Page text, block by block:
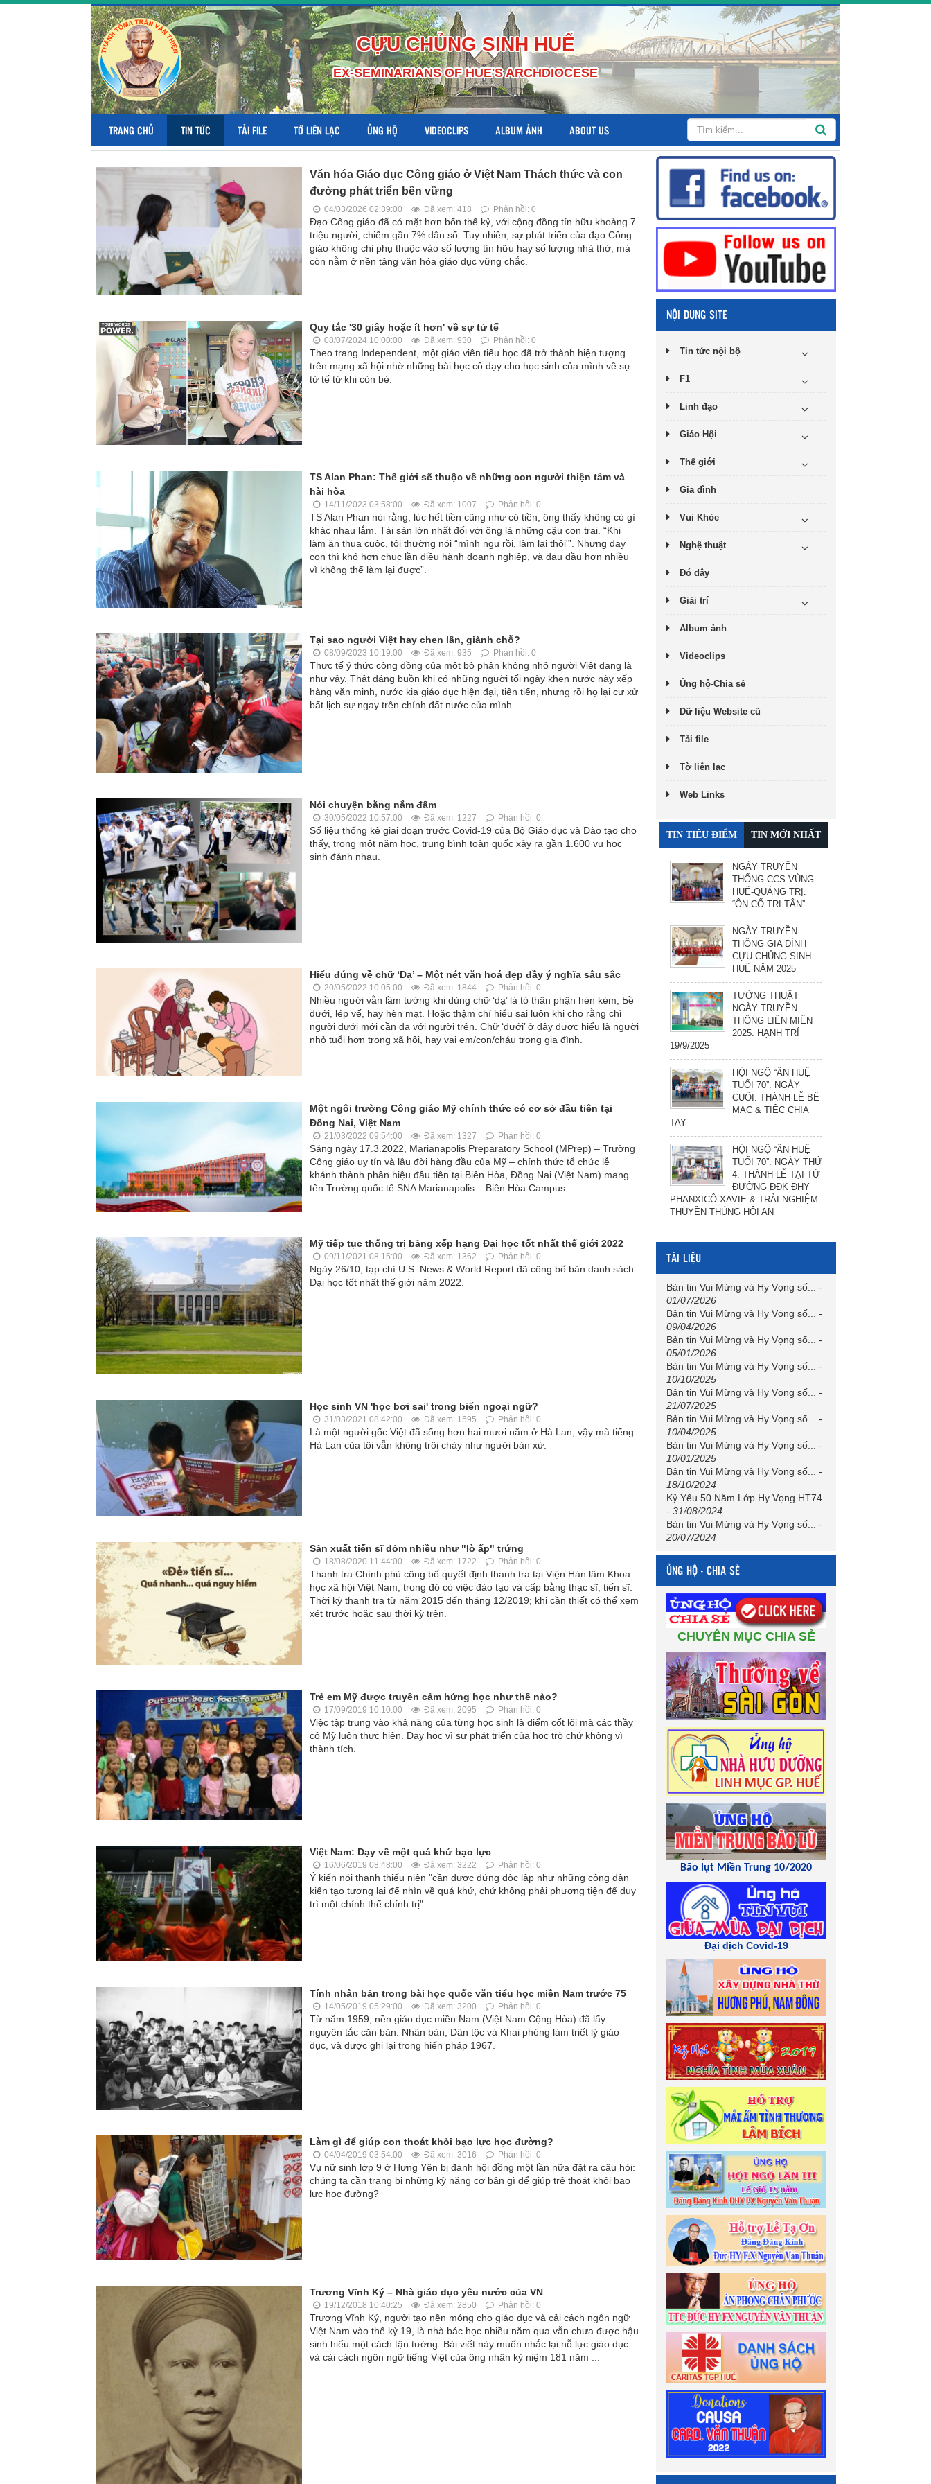
CỰU CHỦNG SINH HUẾ
EX-SEMINARIANS OF HUE'S ARCHDIOCESE
TRANG CHỦ TIN TỨC TẢI FILE TỜ LIÊN LẠC ỦNG HỘ VIDEOCLIPS ALBUM ẢNH ABOUT US
Văn hóa Giáo dục Công giáo ở Việt Nam Thách thức và con
đường phát triển bền vững
04/03/2026 02:39:00 Đã xem: 418 Phản hồi: 0
Đạo Công giáo đã có mặt hơn bốn thế kỷ, với cộng đồng tín hữu khoảng 7
triệu người, chiếm gần 7% dân số. Tuy nhiên, sự phát triển của đạo Công
giáo không chỉ phụ thuộc vào số lượng tín hữu hay số lượng nhà thờ, mà
còn nằm ở nền tảng văn hóa giáo dục vững chắc.
Quy tắc '30 giây hoặc ít hơn' về sự tử tế
08/07/2024 10:00:00 Đã xem: 930 Phản hồi: 0
Theo trang Independent, một giáo viên tiểu học đã trở thành hiện tượng
trên mạng xã hội nhờ những bài học cô dạy cho học sinh của mình về sự
tử tế từ khi còn bé.
TS Alan Phan: Thế giới sẽ thuộc về những con người thiện tâm và
hài hòa
14/11/2023 03:58:00 Đã xem: 1007 Phản hồi: 0
TS Alan Phan nói rằng, lúc hết tiền cũng như có tiền, ông thấy không có gì
khác nhau lắm. Tài sản lớn nhất đối với ông là những cậu con trai. “Khi
làm ăn thua cuộc, tôi thường nói “mình ngu rồi, làm lại thôi'”. Nhưng dạy
con thì khó hơn chục lần điều hành doanh nghiệp, và đau đầu hơn nhiều
vì không thể làm lại được”.
Tại sao người Việt hay chen lấn, giành chỗ?
08/09/2023 10:19:00 Đã xem: 935 Phản hồi: 0
Thực tế ý thức cộng đồng của một bộ phận không nhỏ người Việt đang là
như vậy. Thật đáng buồn khi có những người tối ngày khen nước này xếp
hàng văn minh, nước kia giáo dục hiện đại, tiên tiến, nhưng rồi họ lại cư xử
bất lịch sự ngay trên chính đất nước của mình...
Nói chuyện bằng nắm đấm
30/05/2022 10:57:00 Đã xem: 1227 Phản hồi: 0
Số liệu thống kê giai đoạn trước Covid-19 của Bộ Giáo dục và Đào tạo cho
thấy, trong một năm học, trung bình toàn quốc xảy ra gần 1.600 vụ học
sinh đánh nhau.
Hiểu đúng về chữ ‘Dạ’ – Một nét văn hoá đẹp đầy ý nghĩa sâu sắc
20/05/2022 10:05:00 Đã xem: 1844 Phản hồi: 0
Nhiều người vẫn lầm tưởng khi dùng chữ ‘dạ’ là tỏ thân phận hèn kém, Ьề
dưới, lép vế, hay hèn mạt. Hoặc thậm chí hiểu sai luôn khi cho rằng chỉ
người dưới mới cần dạ với người trên. Chữ ‘dưới’ ở đây được hiểu là người
nhỏ tuổi hơn trong xã hội, hay vai em/con/cháu trong gia đình.
Một ngôi trường Công giáo Mỹ chính thức có cơ sở đầu tiên tại
Đồng Nai, Việt Nam
21/03/2022 09:54:00 Đã xem: 1327 Phản hồi: 0
Sáng ngày 17.3.2022, Marianapolis Preparatory School (MPrep) – Trường
Công giáo uy tín và lâu đời hàng đầu của Mỹ – chính thức tổ chức lễ
khánh thành phân hiệu đầu tiên tại Biên Hòa, Đồng Nai (Việt Nam) mang
tên Trường quốc tế SNA Marianapolis – Biên Hòa Campus.
Mỹ tiếp tục thống trị bảng xếp hạng Đại học tốt nhất thế giới 2022
09/11/2021 08:15:00 Đã xem: 1362 Phản hồi: 0
Ngày 26/10, tạp chí U.S. News & World Report đã công bố bản danh sách
Đại học tốt nhất thế giới năm 2022.
Học sinh VN 'học bơi sai' trong biển ngoại ngữ?
31/03/2021 08:42:00 Đã xem: 1595 Phản hồi: 0
Là một người gốc Việt đã sống hơn hai mươi năm ở Hà Lan, vậy mà tiếng
Hà Lan của tôi vẫn không trôi chảy như người bản xứ.
Sản xuất tiến sĩ dỏm nhiều như "lò ấp" trứng
18/08/2020 11:44:00 Đã xem: 1722 Phản hồi: 0
Thanh tra Chính phủ công bố quyết định thanh tra tại Viện Hàn lâm Khoa
học xã hội Việt Nam, trong đó có việc đào tạo và cấp bằng thạc sĩ, tiến sĩ.
Thời kỳ thanh tra từ năm 2015 đến tháng 12/2019; khi cần thiết có thể xem
xét trước hoặc sau thời kỳ trên.
Trẻ em Mỹ được truyền cảm hứng học như thế nào?
17/09/2019 10:10:00 Đã xem: 2095 Phản hồi: 0
Việc tập trung vào khả năng của từng học sinh là điểm cốt lõi mà các thầy
cô Mỹ luôn thực hiện. Dạy học vì sự phát triển của học trò chứ không vì
thành tích.
Việt Nam: Dạy về một quá khứ bạo lực
16/06/2019 08:48:00 Đã xem: 3222 Phản hồi: 0
Ý kiến nói thanh thiếu niên "cần được đứng độc lập như những công dân
kiến tạo tương lai để nhìn về quá khứ, chứ không phải phương tiện để duy
trì một chính thể chính trị".
Tính nhân bản trong bài học quốc văn tiểu học miền Nam trước 75
14/05/2019 05:29:00 Đã xem: 3200 Phản hồi: 0
Từ năm 1959, nền giáo dục miền Nam (Việt Nam Cộng Hòa) đã lấy
nguyên tắc căn bản: Nhân bản, Dân tộc và Khai phóng làm triết lý giáo
dục, và được ghi lại trong hiến pháp 1967.
Làm gì để giúp con thoát khỏi bạo lực học đường?
04/04/2019 03:54:00 Đã xem: 3016 Phản hồi: 0
Vụ nữ sinh lớp 9 ở Hưng Yên bị đánh hội đồng một lần nữa đặt ra câu hỏi:
chúng ta cần trang bị những kỹ năng cơ bản gì để giúp trẻ thoát khỏi bạo
lực học đường?
Trương Vĩnh Ký – Nhà giáo dục yêu nước của VN
19/12/2018 10:40:25 Đã xem: 2850 Phản hồi: 0
Trương Vĩnh Ký, người tạo nền móng cho giáo dục và cải cách ngôn ngữ
Việt Nam vào thế kỷ 19, là nhà bác học nhiều năm qua vẫn chưa được hậu
sinh hiểu một cách tận tường. Bài viết này muốn nhắc lại nỗ lực giáo dục
và cải cách ngôn ngữ tiếng Việt của ông nhân kỷ niệm 181 năm ...
NỘI DUNG SITE
Tin tức nội bộ
F1
Linh đạo
Giáo Hội
Thế giới
Gia đình
Vui Khỏe
Nghệ thuật
Đó đây
Giải trí
Album ảnh
Videoclips
Ủng hộ-Chia sẻ
Dữ liệu Website cũ
Tải file
Tờ liên lạc
Web Links
TIN TIÊU ĐIỂM TIN MỚI NHẤT
NGÀY TRUYỀN
THỐNG CCS VÙNG
HUẾ-QUẢNG TRỊ.
“ÔN CỐ TRI TÂN”
NGÀY TRUYỀN
THỐNG GIA ĐÌNH
CỰU CHỦNG SINH
HUẾ NĂM 2025
TƯỜNG THUẬT
NGÀY TRUYỀN
THỐNG LIÊN MIỀN
2025. HẠNH TRÍ
19/9/2025
HỘI NGỘ “ÂN HUỆ
TUỔI 70”. NGÀY
CUỐI: THÁNH LỄ BẾ
MẠC & TIỆC CHIA
TAY
HỘI NGỘ “ÂN HUỆ
TUỔI 70”. NGÀY THỨ
4: THÁNH LỄ TẠI TỪ
ĐƯỜNG ĐĐK ĐHY
PHANXICÔ XAVIE & TRẢI NGHIỆM
THUYỀN THÚNG HỘI AN
TÀI LIỆU
Bản tin Vui Mừng và Hy Vọng số...
-
01/07/2026
Bản tin Vui Mừng và Hy Vọng số...
-
09/04/2026
Bản tin Vui Mừng và Hy Vọng số...
-
05/01/2026
Bản tin Vui Mừng và Hy Vọng số...
-
10/10/2025
Bản tin Vui Mừng và Hy Vọng số...
-
21/07/2025
Bản tin Vui Mừng và Hy Vọng số...
-
10/04/2025
Bản tin Vui Mừng và Hy Vọng số...
-
10/01/2025
Bản tin Vui Mừng và Hy Vọng số...
-
18/10/2024
Kỷ Yếu 50 Năm Lớp Hy Vọng HT74
- 31/08/2024
Bản tin Vui Mừng và Hy Vọng số...
-
20/07/2024
ỦNG HỘ - CHIA SẺ
CHUYÊN MỤC CHIA SẺ
Bão lụt Miền Trung 10/2020
Đại dịch Covid-19